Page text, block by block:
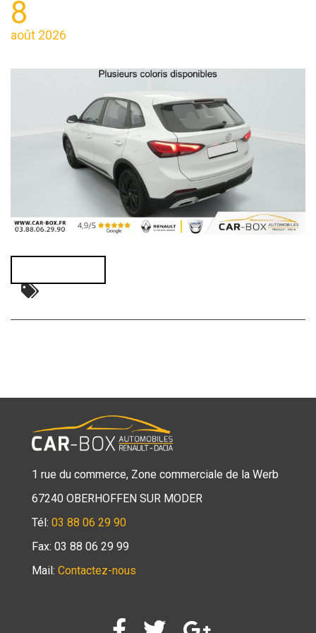
8
août 2026
1 rue du commerce, Zone commerciale de la Werb
67240 OBERHOFFEN SUR MODER
Tél: 03 88 06 29 90
Fax: 03 88 06 29 99
Mail: Contactez-nous